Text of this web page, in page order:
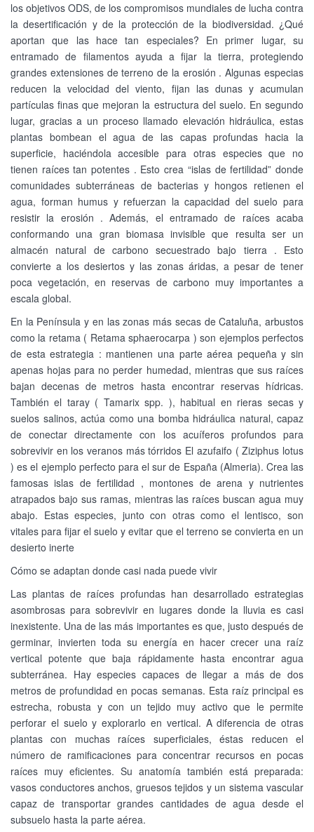
los objetivos ODS, de los compromisos mundiales de lucha contra
la desertificación y de la protección de la biodiversidad. ¿Qué
aportan que las hace tan especiales? En primer lugar, su
entramado de filamentos ayuda a fijar la tierra, protegiendo
grandes extensiones de terreno de la erosión . Algunas especias
reducen la velocidad del viento, fijan las dunas y acumulan
partículas finas que mejoran la estructura del suelo. En segundo
lugar, gracias a un proceso llamado elevación hidráulica, estas
plantas bombean el agua de las capas profundas hacia la
superficie, haciéndola accesible para otras especies que no
tienen raíces tan potentes . Esto crea “islas de fertilidad” donde
comunidades subterráneas de bacterias y hongos retienen el
agua, forman humus y refuerzan la capacidad del suelo para
resistir la erosión . Además, el entramado de raíces acaba
conformando una gran biomasa invisible que resulta ser un
almacén natural de carbono secuestrado bajo tierra . Esto
convierte a los desiertos y las zonas áridas, a pesar de tener
poca vegetación, en reservas de carbono muy importantes a
escala global.
En la Península y en las zonas más secas de Cataluña, arbustos
como la retama ( Retama sphaerocarpa ) son ejemplos perfectos
de esta estrategia : mantienen una parte aérea pequeña y sin
apenas hojas para no perder humedad, mientras que sus raíces
bajan decenas de metros hasta encontrar reservas hídricas.
También el taray ( Tamarix spp. ), habitual en rieras secas y
suelos salinos, actúa como una bomba hidráulica natural, capaz
de conectar directamente con los acuíferos profundos para
sobrevivir en los veranos más tórridos El azufaifo ( Ziziphus lotus
) es el ejemplo perfecto para el sur de España (Almeria). Crea las
famosas islas de fertilidad , montones de arena y nutrientes
atrapados bajo sus ramas, mientras las raíces buscan agua muy
abajo. Estas especies, junto con otras como el lentisco, son
vitales para fijar el suelo y evitar que el terreno se convierta en un
desierto inerte
Cómo se adaptan donde casi nada puede vivir
Las plantas de raíces profundas han desarrollado estrategias
asombrosas para sobrevivir en lugares donde la lluvia es casi
inexistente. Una de las más importantes es que, justo después de
germinar, invierten toda su energía en hacer crecer una raíz
vertical potente que baja rápidamente hasta encontrar agua
subterránea. Hay especies capaces de llegar a más de dos
metros de profundidad en pocas semanas. Esta raíz principal es
estrecha, robusta y con un tejido muy activo que le permite
perforar el suelo y explorarlo en vertical. A diferencia de otras
plantas con muchas raíces superficiales, éstas reducen el
número de ramificaciones para concentrar recursos en pocas
raíces muy eficientes. Su anatomía también está preparada:
vasos conductores anchos, gruesos tejidos y un sistema vascular
capaz de transportar grandes cantidades de agua desde el
subsuelo hasta la parte aérea.